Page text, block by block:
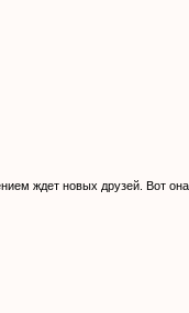
ждет новых друзей. Вот